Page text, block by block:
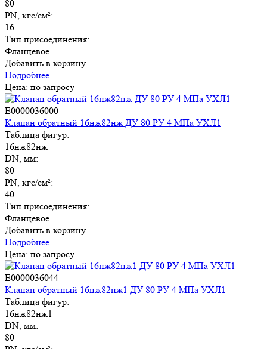
80
PN, кгс/см²:
16
Тип присоединения:
Фланцевое
Добавить в корзину
Подробнее
Цена: по запросу
E0000036000
Клапан обратный 16нж82нж ДУ 80 РУ 4 МПа УХЛ1
Таблица фигур:
16нж82нж
DN, мм:
80
PN, кгс/см²:
40
Тип присоединения:
Фланцевое
Добавить в корзину
Подробнее
Цена: по запросу
E0000036044
Клапан обратный 16нж82нж1 ДУ 80 РУ 4 МПа УХЛ1
Таблица фигур:
16нж82нж1
DN, мм:
80